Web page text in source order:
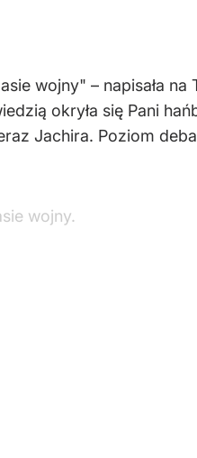
wojny" – napisała na
okryła się Pani
Jachira. Poziom
wojny.